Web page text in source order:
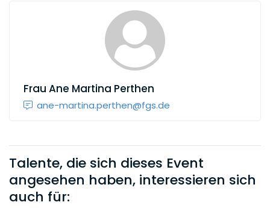
Frau Ane Martina Perthen
ane-martina.perthen@fgs.de
Talente, die sich dieses Event
angesehen haben, interessieren sich
auch für: